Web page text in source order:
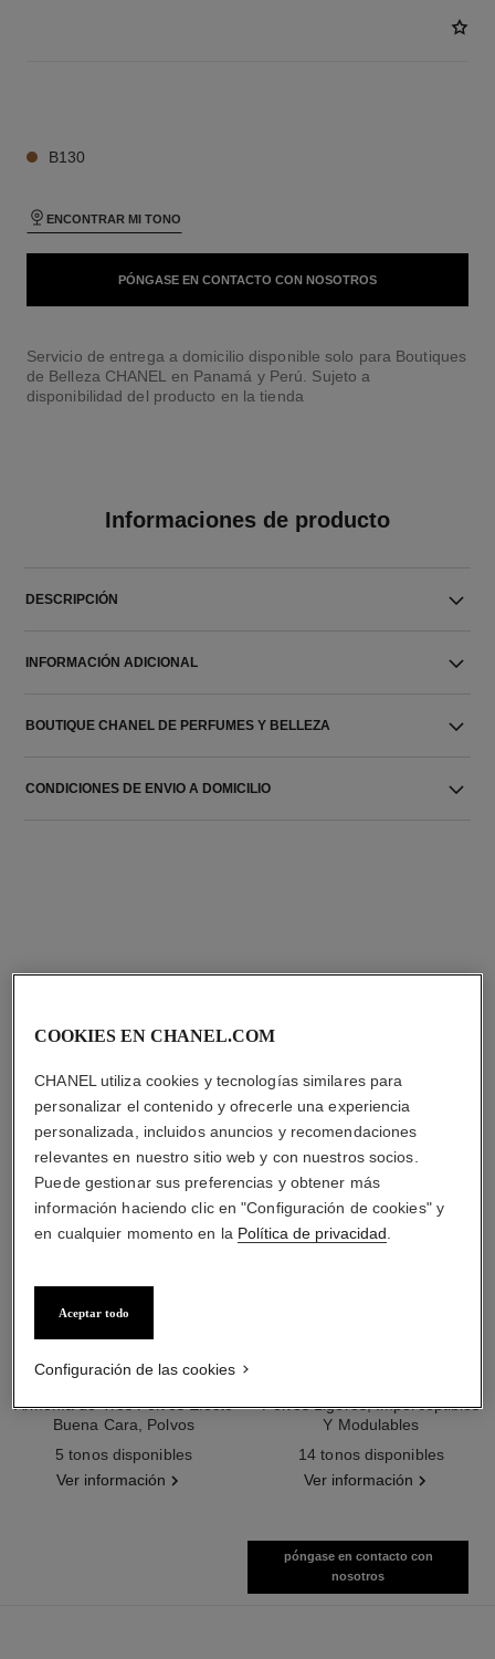
B130
ENCONTRAR MI TONO
PÓNGASE EN CONTACTO CON NOSOTROS
Servicio de entrega a domicilio disponible solo para Boutiques
de Belleza CHANEL en Panamá y Perú. Sujeto a
disponibilidad del producto en la tienda
Informaciones de producto
DESCRIPCIÓN
INFORMACIÓN ADICIONAL
BOUTIQUE CHANEL DE PERFUMES Y BELLEZA
CONDICIONES DE ENVIO A DOMICILIO
ensoleillée
Armonía de Tres Polvos Efecto
Buena Cara, Polvos
Iluminador. Rostro, Cuello Y
Escote. Formato Maxi.
5 tonos disponibles
Ver información
Polvos Ligeros, Imperceptibles
Y Modulables
14 tonos disponibles
Ver información
póngase en contacto con
nosotros
COOKIES EN CHANEL.COM
CHANEL utiliza cookies y tecnologías similares para
personalizar el contenido y ofrecerle una experiencia
personalizada, incluidos anuncios y recomendaciones
relevantes en nuestro sitio web y con nuestros socios.
Puede gestionar sus preferencias y obtener más
información haciendo clic en "Configuración de cookies" y
en cualquier momento en la Política de privacidad
Aceptar todo
Configuración de las cookies